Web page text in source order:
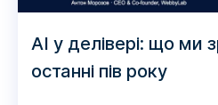
AI у делівері: що ми
останні пів року